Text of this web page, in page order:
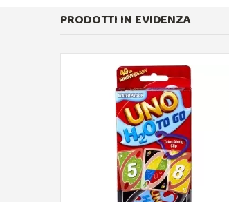
PRODOTTI IN EVIDENZA